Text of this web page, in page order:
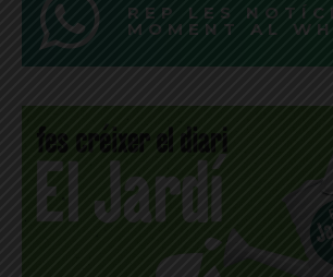
REP LES
MOMENT AL